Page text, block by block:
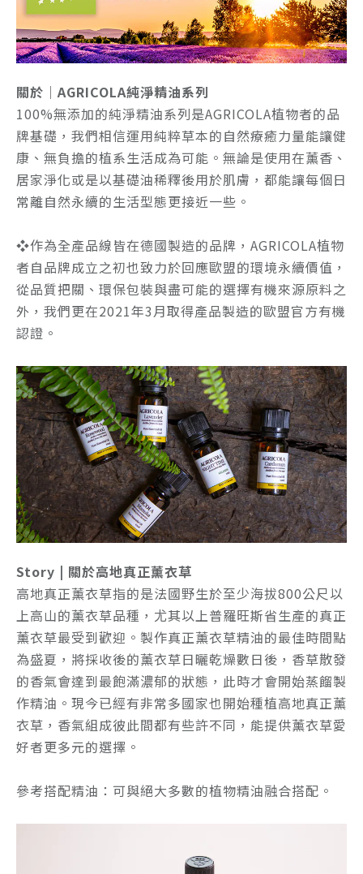
關於｜AGRICOLA純淨精油系列
100%無添加的純淨精油系列是AGRICOLA植物者的品
牌基礎，我們相信運用純粹草本的自然療癒力量能讓健
康、無負擔的植系生活成為可能。無論是使用在薰香、
居家淨化或是以基礎油稀釋後用於肌膚，都能讓每個日
常離自然永續的生活型態更接近一些。
❖作為全產品線皆在德國製造的品牌，AGRICOLA植物
者自品牌成立之初也致力於回應歐盟的環境永續價值，
從品質把關、環保包裝與盡可能的選擇有機來源原料之
外，我們更在2021年3月取得產品製造的歐盟官方有機
認證。
Story | 關於高地真正薰衣草
高地真正薰衣草指的是法國野生於至少海拔800公尺以
上高山的薰衣草品種，尤其以上普羅旺斯省生產的真正
薰衣草最受到歡迎。製作真正薰衣草精油的最佳時間點
為盛夏，將採收後的薰衣草日曬乾燥數日後，香草散發
的香氣會達到最飽滿濃郁的狀態，此時才會開始蒸餾製
作精油。現今已經有非常多國家也開始種植高地真正薰
衣草，香氣組成彼此間都有些許不同，能提供薰衣草愛
好者更多元的選擇。
參考搭配精油： 可與絕大多數的植物精油融合搭配。